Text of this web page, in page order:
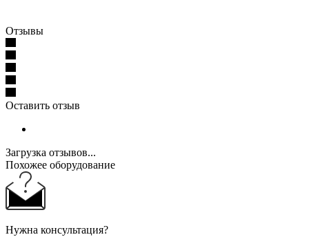
Отзывы
Оставить отзыв
Загрузка отзывов...
Похожее оборудование
Нужна консультация?